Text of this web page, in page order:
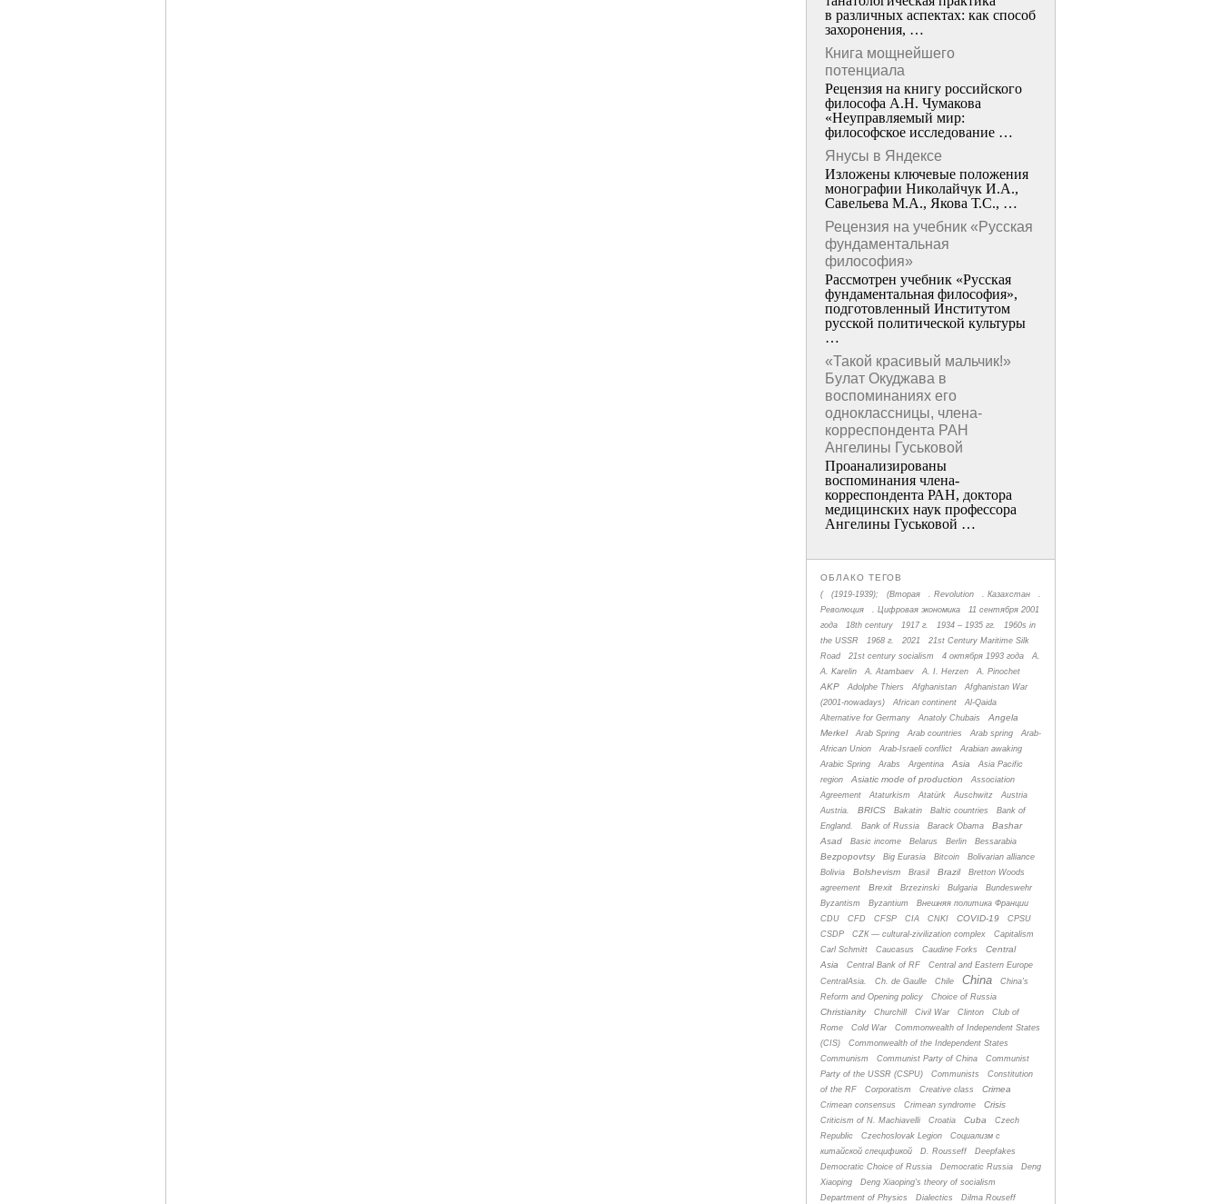
в различных аспектах: как способ
захоронения, …
Книга мощнейшего
потенциала
Рецензия на книгу российского
философа А.Н. Чумакова
«Неуправляемый мир:
философское исследование …
Янусы в Яндексе
Изложены ключевые положения
монографии Николайчук И.А.,
Савельева М.А., Якова Т.С., …
Рецензия на учебник «Русская
фундаментальная
философия»
Рассмотрен учебник «Русская
фундаментальная философия»,
подготовленный Институтом
русской политической культуры
…
«Такой красивый мальчик!»
Булат Окуджава в
воспоминаниях его
одноклассницы, члена-
корреспондента РАН
Ангелины Гуськовой
Проанализированы
воспоминания члена­
корреспондента РАН, доктора
медицинских наук профессора
Ангелины Гуськовой …
ОБЛАКО ТЕГОВ
( (1919-1939); (Вторая . Revolution . Казахстан
.
Революция
. Цифровая экономика
11 сентября 2001
года
18th century 1917 г. 1934 – 1935 гг.
1960s in
the USSR
1968 г. 2021
21st Century Maritime Silk
Road
21st century socialism 4 октября 1993 года
A.
A. Karelin
A. Atambaev A. I. Herzen A. Pinochet
AKP Adolphe Thiers Afghanistan
Afghanistan War
(2001-nowadays)
African continent
Al-Qaida
Alternative for Germany
Anatoly Chubais
Angela
Merkel
Arab Spring Arab countries Arab spring
Arab-
African Union
Arab-Israeli conflict
Arabian awaking
Arabic Spring
Arabs Argentina Asia
Asia Pacific
region
Asiatic mode of production
Association
Agreement
Ataturkism Atatürk Auschwitz
Austria
Austria.
BRICS Bakatin Baltic countries
Bank of
England.
Bank of Russia Barack Obama
Bashar
Asad
Basic income Belarus Berlin Bessarabia
Bezpopovtsy Big Eurasia Bitcoin
Bolivarian alliance
Bolivia
Bolshevism Brasil Brazil
Bretton Woods
agreement
Brexit Brzezinski Bulgaria
Bundeswehr
Byzantism
Byzantium
Bнешняя политика Франции
CDU
CFD CFSP CIA CNKI COVID-19
CPSU
CSDP
CZК — cultural-zivilization complex
Capitalism
Carl Schmitt
Caucasus Caudine Forks
Central
Asia
Central Bank of RF
Central and Eastern Europe
CentralAsia.
Ch. de Gaulle Chile China
China's
Reform and Opening policy
Choice of Russia
Christianity Churchill Civil War Clinton
Club of
Rome
Cold War
Commonwealth of Independent States
(CIS)
Commonwealth of the Independent States
Communism
Communist Party of China
Communist
Party of the USSR (CSPU)
Communists
Constitution
of the RF
Corporatism Creative class Crimea
Crimean consensus Crimean syndrome Crisis
Criticism of N. Machiavelli Croatia Cuba
Czech
Republic
Czechoslovak Legion
Cоциализм с
китайской спецификой
D. Rousseff
Deepfakes
Democratic Choice of Russia
Democratic Russia
Deng
Xiaoping
Deng Xiaoping's theory of socialism
Department of Physics
Dialectics
Dilma Rouseff